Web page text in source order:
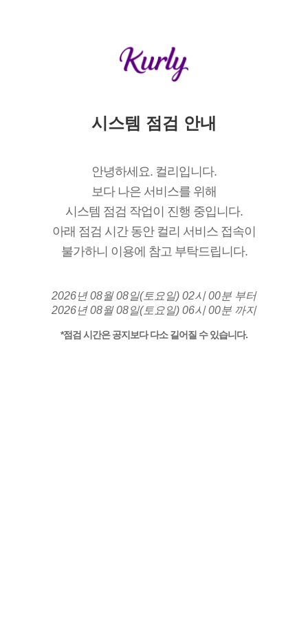
시스템 점검 안내
안녕하세요. 컬리입니다.
보다 나은 서비스를 위해
시스템 점검 작업이 진행 중입니다.
아래 점검 시간 동안 컬리 서비스 접속이
불가하니 이용에 참고 부탁드립니다.
2026년 08월 08일(토요일) 02시 00분 부터
2026년 08월 08일(토요일) 06시 00분 까지
*점검 시간은 공지보다 다소 길어질 수 있습니다.